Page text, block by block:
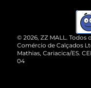
Cartão Presente
Vendas
Compre pelo
© 2026, ZZ MALL. Todos
Comércio de Calçados
Mathias, Cariacica/ES.
04